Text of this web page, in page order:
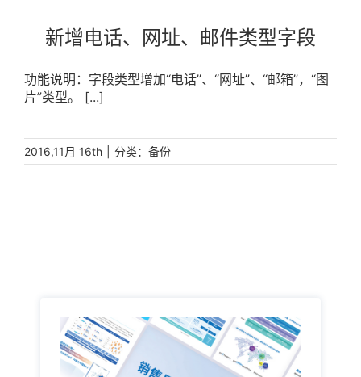
新增电话、网址、邮件类型字段
功能说明：字段类型增加“电话”、“网址”、“邮箱”，“图
片”类型。 [...]
2016,11月 16th 分类： 备份